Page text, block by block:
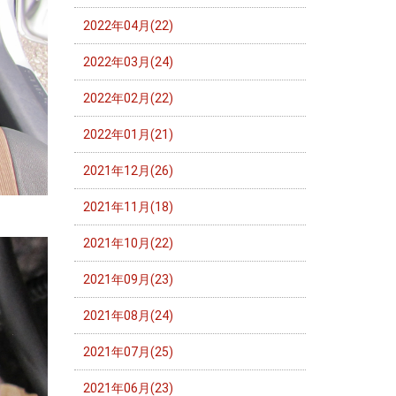
2022年04月(22)
2022年03月(24)
2022年02月(22)
2022年01月(21)
2021年12月(26)
2021年11月(18)
2021年10月(22)
2021年09月(23)
2021年08月(24)
2021年07月(25)
2021年06月(23)